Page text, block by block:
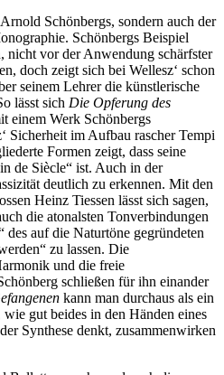
Schönbergs, sondern auch der
Schönbergs Beispiel
nicht vor der Anwendung schärfster
doch zeigt sich bei Wellesz‘ schon
seinem Lehrer die künstlerische
lässt sich Die Opferung des
einem Werk Schönbergs
Sicherheit im Aufbau rascher Tempi
Formen zeigt, dass seine
de Siècle“ ist. Auch in der
deutlich zu erkennen. Mit den
Heinz Tiessen lässt sich sagen,
die atonalsten Tonverbindungen
des auf die Naturtöne gegründeten
zu lassen. Die
und die freie
schließen für ihn einander
kann man durchaus als ein
gut beides in den Händen eines
Synthese denkt, zusammenwirken